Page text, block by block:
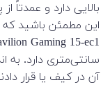
بالایی دارد و
این مطمئن باشید
سانتی‌متری دارد. به
آن در کیف یا قرار